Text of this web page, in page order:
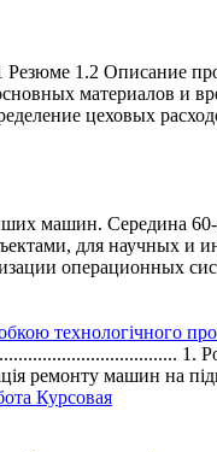
1.2 Описание
материалов и
цеховых
машин.
для научных и
операционных
технологічного
1.
ремонту машин на
Курсовая